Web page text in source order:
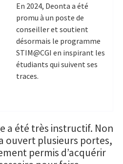
En 2024, Deonta a été
promu à un poste de
conseiller et soutient
désormais le programme
STIM@CGI en inspirant les
étudiants qui suivent ses
traces.
a été très instructif. Non
ouvert plusieurs portes,
permis d’acquérir